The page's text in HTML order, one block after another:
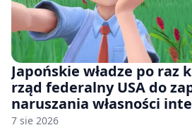
Japońskie władze po raz
rząd federalny USA do
naruszania własności
japońskich gier i anime
7 sie 2026